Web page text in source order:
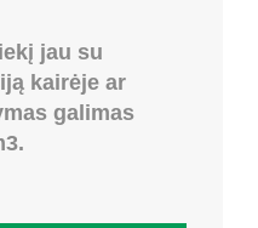
jau su
kairėje ar
galimas